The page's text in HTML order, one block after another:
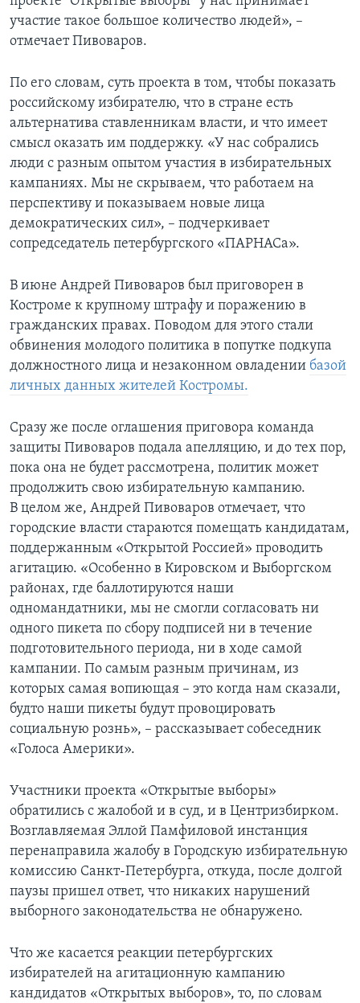
участие такое большое количество людей», –
отмечает Пивоваров.
По его словам, суть проекта в том, чтобы показать
российскому избирателю, что в стране есть
альтернатива ставленникам власти, и что имеет
смысл оказать им поддержку. «У нас собрались
люди с разным опытом участия в избирательных
кампаниях. Мы не скрываем, что работаем на
перспективу и показываем новые лица
демократических сил», – подчеркивает
сопредседатель петербургского «ПАРНАСа».
В июне Андрей Пивоваров был приговорен в
Костроме к крупному штрафу и поражению в
гражданских правах. Поводом для этого стали
обвинения молодого политика в попутке подкупа
должностного лица и незаконном овладении базой
личных данных жителей Костромы.
Сразу же после оглашения приговора команда
защиты Пивоваров подала апелляцию, и до тех пор,
пока она не будет рассмотрена, политик может
продолжить свою избирательную кампанию.
В целом же, Андрей Пивоваров отмечает, что
городские власти стараются помещать кандидатам,
поддержанным «Открытой Россией» проводить
агитацию. «Особенно в Кировском и Выборгском
районах, где баллотируются наши
одномандатники, мы не смогли согласовать ни
одного пикета по сбору подписей ни в течение
подготовительного периода, ни в ходе самой
кампании. По самым разным причинам, из
которых самая вопиющая – это когда нам сказали,
будто наши пикеты будут провоцировать
социальную рознь», – рассказывает собеседник
«Голоса Америки».
Участники проекта «Открытые выборы»
обратились с жалобой и в суд, и в Центризбирком.
Возглавляемая Эллой Памфиловой инстанция
перенаправила жалобу в Городскую избирательную
комиссию Санкт-Петербурга, откуда, после долгой
паузы пришел ответ, что никаких нарушений
выборного законодательства не обнаружено.
Что же касается реакции петербургских
избирателей на агитационную кампанию
кандидатов «Открытых выборов», то, по словам